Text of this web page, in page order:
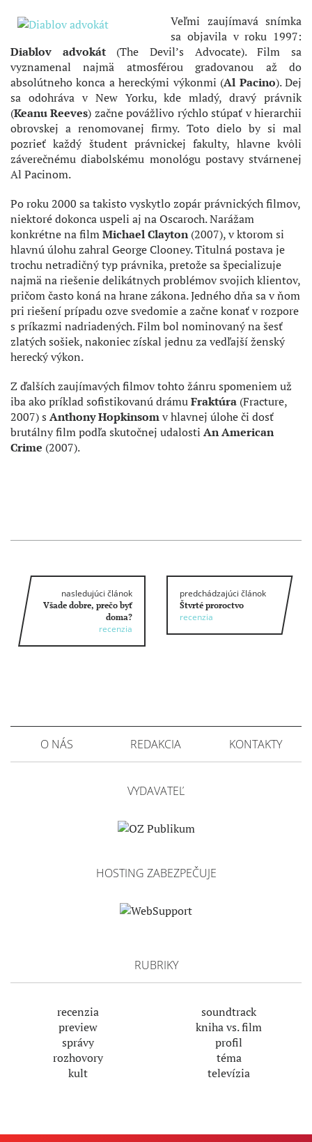
Veľmi zaujímavá snímka
sa objavila v roku 1997:
Diablov advokát(The Devil’s Advocate). Film sa
vyznamenal najmä atmosférou gradovanou až do
absolútneho konca a hereckými výkonmi (Al Pacino). Dej
sa odohráva v New Yorku, kde mladý, dravý právnik
(Keanu Reeves) začne povážlivo rýchlo stúpať v hierarchii
obrovskej a renomovanej firmy. Toto dielo by si mal
pozrieť každý študent právnickej fakulty, hlavne kvôli
záverečnému diabolskému monológu postavy stvárnenej
Al Pacinom.
Po roku 2000 sa takisto vyskytlo zopár právnických filmov,
niektoré dokonca uspeli aj na Oscaroch. Narážam
konkrétne na filmMichael Clayton(2007), v ktorom si
hlavnú úlohu zahral George Clooney. Titulná postava je
trochu netradičný typ právnika, pretože sa špecializuje
najmä na riešenie delikátnych problémov svojich klientov,
pričom často koná na hrane zákona. Jedného dňa sa v ňom
pri riešení prípadu ozve svedomie a začne konať v rozpore
s príkazmi nadriadených. Film bol nominovaný na šesť
zlatých sošiek, nakoniec získal jednu za vedľajší ženský
herecký výkon.
Z ďalších zaujímavých filmov tohto žánru spomeniem už
iba ako príklad sofistikovanú drámuFraktúra (Fracture,
2007) s Anthony Hopkinsomv hlavnej úlohe či dosť
brutálny film podľa skutočnej udalosti An American
Crime (2007).
nasledujúci článok
Všade dobre, prečo byť
doma?
recenzia
predchádzajúci článok
Štvrté proroctvo
recenzia
O NÁS REDAKCIA KONTAKTY
VYDAVATEĽ
HOSTING ZABEZPEČUJE
RUBRIKY
recenzia
preview
správy
rozhovory
kult
soundtrack
kniha vs. film
profil
téma
televízia